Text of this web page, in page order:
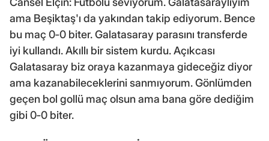
ama Beşiktaş'ı da yakından takip ediyorum. Bence
bu maç 0‐0 biter. Galatasaray parasını transferde
iyi kullandı. Akıllı bir sistem kurdu. Açıkcası
Galatasaray biz oraya kazanmaya gideceğiz diyor
ama kazanabileceklerini sanmıyorum. Gönlümden
geçen bol gollü maç olsun ama bana göre dediğim
gibi 0‐0 biter.